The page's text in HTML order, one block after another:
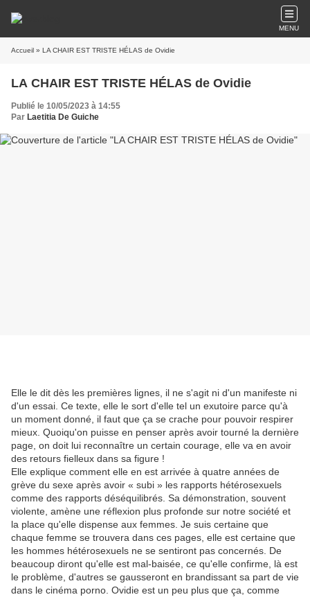
MENU
Accueil » LA CHAIR EST TRISTE HÉLAS de Ovidie
LA CHAIR EST TRISTE HÉLAS de Ovidie
Publié le 10/05/2023 à 14:55
Par Laetitia De Guiche
Elle le dit dès les premières lignes, il ne s'agit ni d'un manifeste ni
d'un essai. Ce texte, elle le sort d'elle tel un exutoire parce qu'à
un moment donné, il faut que ça se crache pour pouvoir respirer
mieux. Quoiqu'on puisse en penser après avoir tourné la dernière
page, on doit lui reconnaître un certain courage, elle va en avoir
des retours fielleux dans sa figure !
Elle explique comment elle en est arrivée à quatre années de
grève du sexe après avoir « subi » les rapports hétérosexuels
comme des rapports déséquilibrés. Sa démonstration, souvent
violente, amène une réflexion plus profonde sur notre société et
la place qu'elle dispense aux femmes. Je suis certaine que
chaque femme se trouvera dans ces pages, elle est certaine que
les hommes hétérosexuels ne se sentiront pas concernés. De
beaucoup diront qu'elle est mal-baisée, ce qu'elle confirme, là est
le problème, d'autres se gausseront en brandissant sa part de vie
dans le cinéma porno. Ovidie est un peu plus que ça, comme